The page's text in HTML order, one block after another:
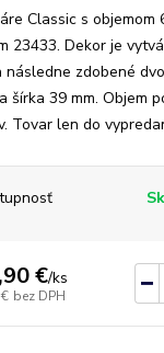
Classic s
23433. Dekor je
následne zdobené
šírka 39 mm. Objem
Tovar len do
€/ks
bez DPH